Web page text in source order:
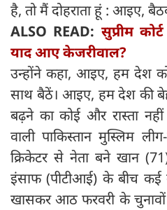
है, तो मैं दोहराता हूं : आइए,
ALSO READ: सुप्रीम
याद आए केजरीवाल?
उन्होंने कहा, आइए, हम देश
साथ बैठें। आइए, हम देश की
बढ़ने का कोई और रास्ता
वाली पाकिस्तान मुस्लिम
क्रिकेटर से नेता बने खान
इंसाफ (पीटीआई) के बीच कई
खासकर आठ फरवरी के